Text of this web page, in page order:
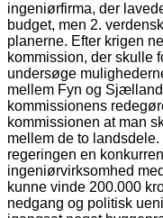
ingeniørfirma, der
budget, men 2.
planerne. Efter krigen
kommission, der skulle
undersøge
mellem Fyn og
kommissionens
kommissionen at man
mellem de to
regeringen en
ingeniørvirksomhed
kunne vinde 200.000
nedgang og politisk